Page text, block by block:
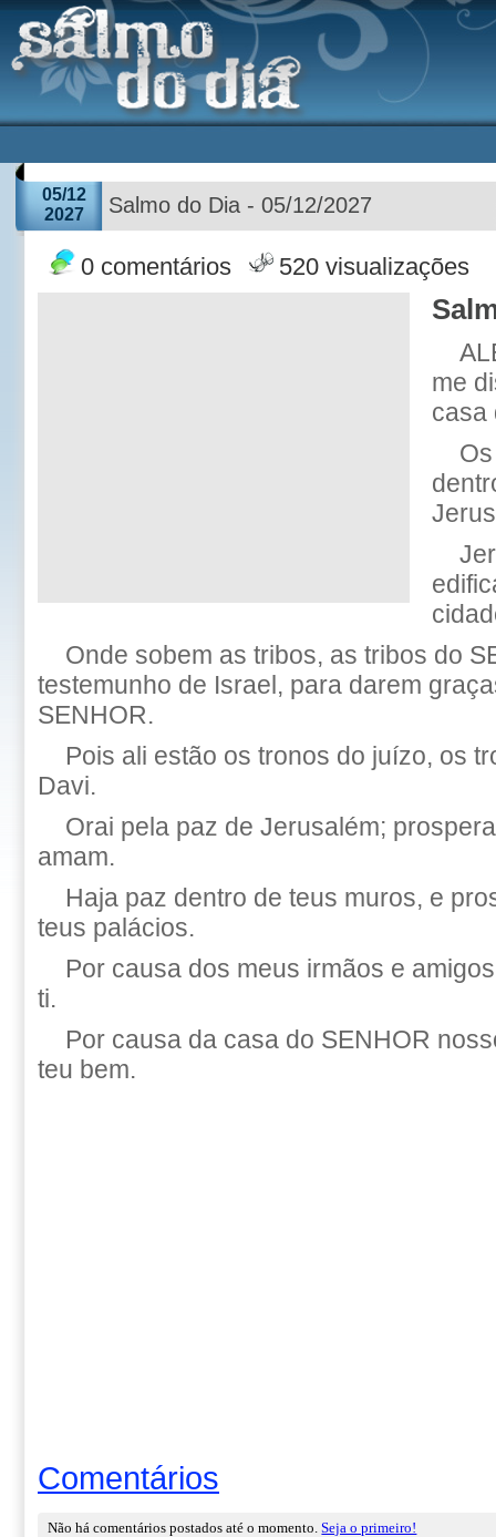
05/12
2027
Salmo do Dia - 05/12/2027
0 comentários 520 visualizações
me
casa
Onde sobem as tribos, as tribos do
testemunho de Israel, para darem
SENHOR.
Pois ali estão os tronos do juízo, os
Davi.
Orai pela paz de Jerusalém;
amam.
Haja paz dentro de teus muros, e
teus palácios.
Por causa dos meus irmãos e
ti.
Por causa da casa do SENHOR
teu bem.
Comentários
Não há comentários postados até o momento.Seja o primeiro!